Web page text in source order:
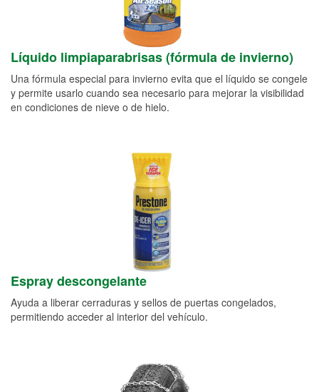
Líquido limpiaparabrisas (fórmula de invierno)
Una fórmula especial para invierno evita que el líquido se congele
y permite usarlo cuando sea necesario para mejorar la visibilidad
en condiciones de nieve o de hielo.
Espray descongelante
Ayuda a liberar cerraduras y sellos de puertas congelados,
permitiendo acceder al interior del vehículo.